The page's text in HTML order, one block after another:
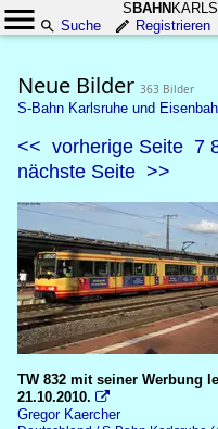
S BAHN
Suche
Registrieren
Neue Bilder 363 Bilder
S-Bahn Karlsruhe und
<< vorherige Seite 7
nächste Seite >>
TW 832 mit seiner Werbung
21.10.2010. 
Gregor Kaercher